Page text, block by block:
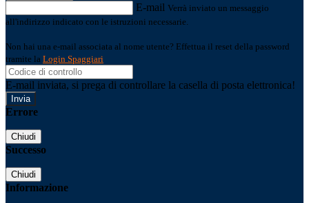
E-mail Verrà inviato un messaggio
all'indirizzo indicato con le istruzioni necessarie.
Non hai una e-mail associata al nome utente? Effettua il reset della password
tramite la Login Spaggiari
E-mail inviata, si prega di controllare la casella di posta elettronica!
Errore
Chiudi
Successo
Chiudi
Informazione